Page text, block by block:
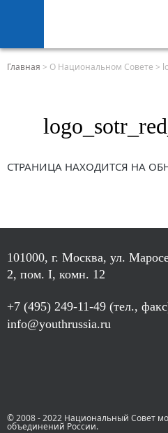
Главная > О Национальном Совете >
СТРАНИЦА НАХОДИТСЯ НА
101000, г. Москва, ул.
2, пом. I, комн. 12
+7 (495) 249-11-49 (тел.,
info@youthrussia.ru
© 2008 - 2022 Национальный Совет
объединений России.